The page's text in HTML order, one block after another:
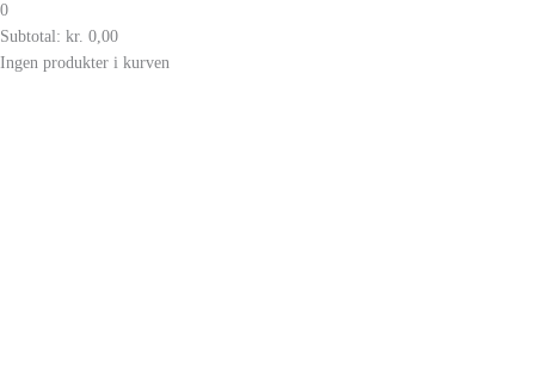
0
Subtotal: kr. 0,00
Ingen produkter i kurven